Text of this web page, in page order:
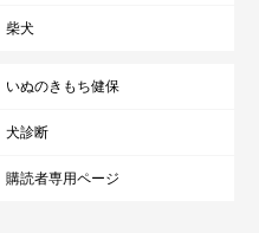
柴犬
いぬのきもち健保
犬診断
購読者専用ページ